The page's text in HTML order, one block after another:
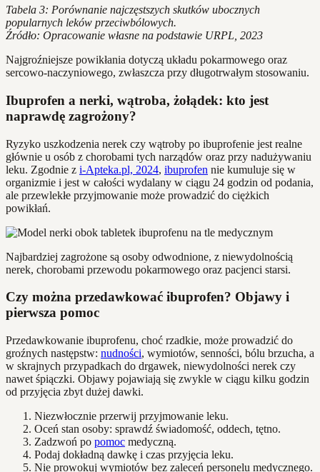
Tabela 3: Porównanie najczęstszych skutków ubocznych
popularnych leków przeciwbólowych.
Źródło: Opracowanie własne na podstawie URPL, 2023
Najgroźniejsze powikłania dotyczą układu pokarmowego oraz
sercowo-naczyniowego, zwłaszcza przy długotrwałym stosowaniu.
Ibuprofen a nerki, wątroba, żołądek: kto jest
naprawdę zagrożony?
Ryzyko uszkodzenia nerek czy wątroby po ibuprofenie jest realne
głównie u osób z chorobami tych narządów oraz przy nadużywaniu
leku. Zgodnie z i-Apteka.pl, 2024, ibuprofen nie kumuluje się w
organizmie i jest w całości wydalany w ciągu 24 godzin od podania,
ale przewlekłe przyjmowanie może prowadzić do ciężkich
powikłań.
Najbardziej zagrożone są osoby odwodnione, z niewydolnością
nerek, chorobami przewodu pokarmowego oraz pacjenci starsi.
Czy można przedawkować ibuprofen? Objawy i
pierwsza pomoc
Przedawkowanie ibuprofenu, choć rzadkie, może prowadzić do
groźnych następstw: nudności, wymiotów, senności, bólu brzucha, a
w skrajnych przypadkach do drgawek, niewydolności nerek czy
nawet śpiączki. Objawy pojawiają się zwykle w ciągu kilku godzin
od przyjęcia zbyt dużej dawki.
Niezwłocznie przerwij przyjmowanie leku.
Oceń stan osoby: sprawdź świadomość, oddech, tętno.
Zadzwoń po pomoc medyczną.
Podaj dokładną dawkę i czas przyjęcia leku.
Nie prowokuj wymiotów bez zaleceń personelu medycznego.